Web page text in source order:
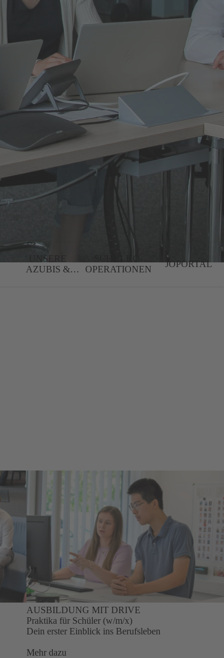
UNSERE
AZUBIS &
SCHULKO-
OPERATIONEN
JOPORTAL
AUSBILDUNG MIT DRIVE
Praktika für Schüler (w/m/x)
Dein erster Einblick ins Berufsleben
Mehr dazu